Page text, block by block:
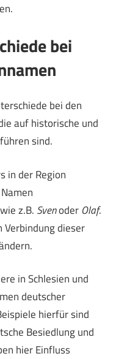
bei
bei den
auf historische und
sind.
in der Region
z.B. Svenoder Olaf.
Verbindung dieser
in Schlesien und
deutscher
hierfür sind
Besiedlung und
hier Einfluss